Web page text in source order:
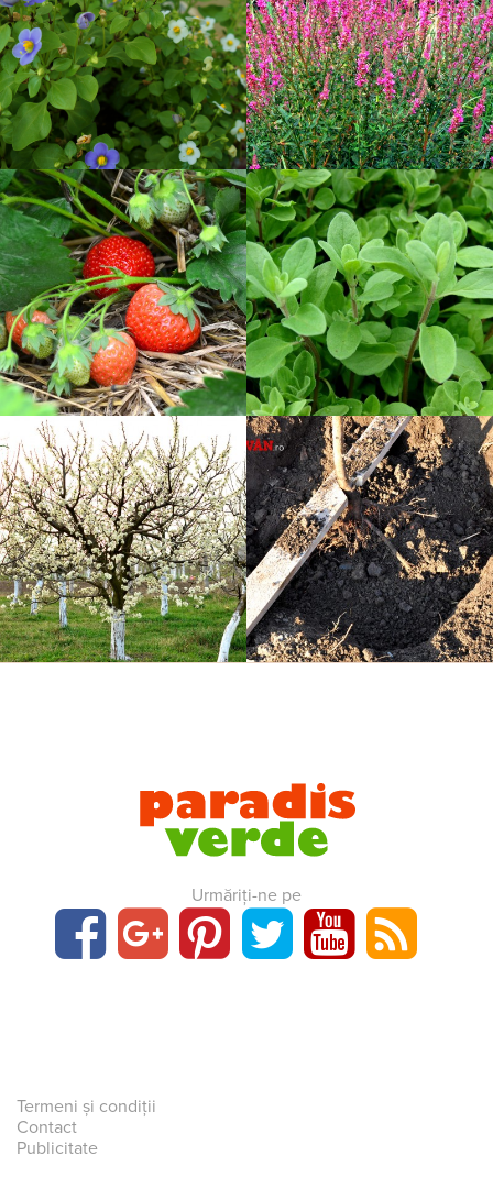
Urmăriți-ne pe
Termeni și condiții
Contact
Publicitate